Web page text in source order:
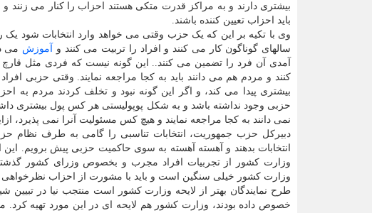
بیشتری دارند و به مراکز قدرت متکی هستند احزاب را کنار می
باید احزاب تعیین کننده باشند.
وی با تکیه بر این که یک حزب وقتی می خواهد وارد انتخابات شود
سالهای گوناگون کار می کنند و افراد را تربیت می کنند و
آموزش می
آمدی آن فرد را تضمین می کنند.. این گونه نیست که فردی مثل
کنند و مردم هم می دانند باید به کجا مراجعه نمایند. وقتی حزبی
بیشتری پیدا می کند، و اگر این گونه نبود و تخلف کردند مردم به
حزبی وجود نداشته باشد و به شکل پوپولیستی هر کس پول بیشتری
نمی دانند به کجا مراجعه نمایند و هیچ کس مسئولیت آنرا نمی پذیرد،
دبیرکل حزب جمهوریت، انتخابات تناسبی را گامی به طرف نظام
انتخابات بدهند و آهسته آهسته به سوی حاکمیت حزبی پیش برویم.
وزارت کشور از تجربیات افراد مجرب و بخصوص وزرای کشور
وزارت کشور خیلی سنگین است و باید با مشورت از احزاب نظرخواهی
طرح نمایندگان بهتر از لایحه وزارت کشور است منتجب نیا در تبیین
خصوص داده بودند، وزارت کشور هم لایحه ای در این مورد تهیه کرد.